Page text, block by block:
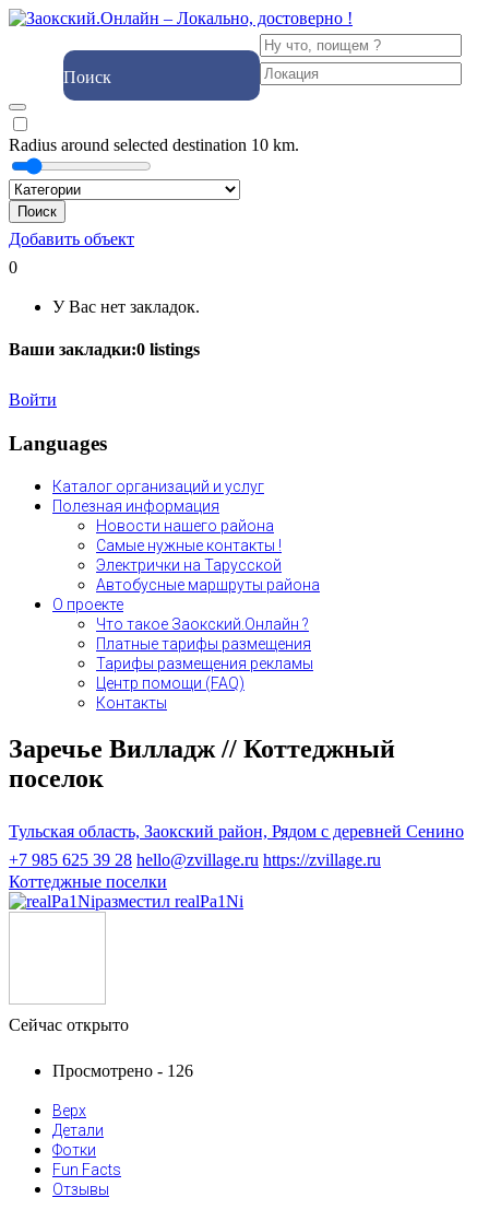
Поиск
Radius around selected destination 10 km.
Поиск
Добавить объект
0
У Вас нет закладок.
Ваши закладки:0 listings
Войти
Languages
Каталог организаций и услуг
Полезная информация
Новости нашего района
Самые нужные контакты !
Электрички на Тарусской
Автобусные маршруты района
О проекте
Что такое Заокский.Онлайн ?
Платные тарифы размещения
Тарифы размещения рекламы
Центр помощи (FAQ)
Контакты
Заречье Вилладж // Коттеджный
поселок
Тульская область, Заокский район, Рядом с деревней Сенино
+7 985 625 39 28 hello@zvillage.ru https://zvillage.ru
Коттеджные поселки
разместил realPa1Ni
Сейчас открыто
Просмотрено - 126
Верх
Детали
Фотки
Fun Facts
Отзывы